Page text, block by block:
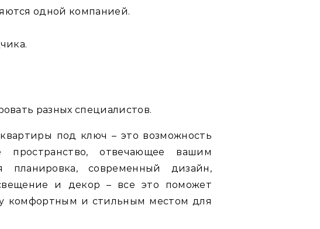
одной компанией.
разных специалистов.
под ключ – это возможность
отвечающее вашим
планировка, современный дизайн,
и декор – все это поможет
комфортным и стильным местом для